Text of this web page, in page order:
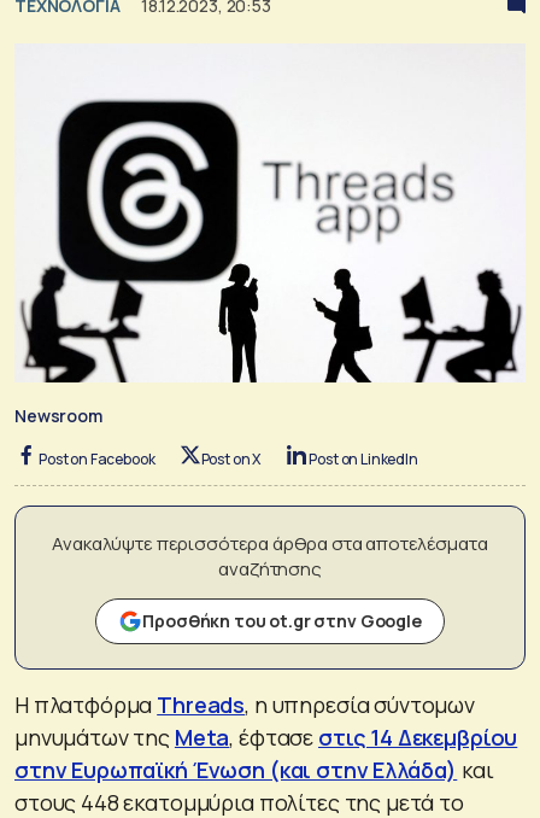
ΤΕΧΝΟΛΟΓΙΑ 18.12.2023, 20:53
Newsroom
Post on Facebook Post on X Post on LinkedIn
Ανακαλύψτε περισσότερα άρθρα στα αποτελέσματα
αναζήτησης
Προσθήκη του ot.gr στην Google
Η πλατφόρμα Threads, η υπηρεσία σύντομων
μηνυμάτων της Meta, έφτασε στις 14 Δεκεμβρίου
στην Ευρωπαϊκή Ένωση (και στην Ελλάδα) και
στους 448 εκατομμύρια πολίτες της μετά το